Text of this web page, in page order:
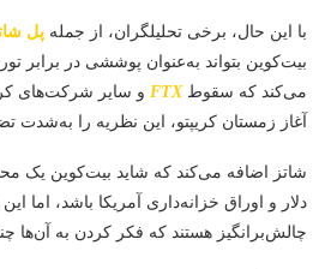
با این حال، برخی تحلیلگران، از جمله پل
بیت‌کوین بتواند به‌عنوان پوششی در برابر
می‌کند که سقوطFTX و سایر شرکت‌های
آغاز زمستان کریپتو، این نظریه را به‌شدت
شاتز اضافه می‌کند که شاید بیت‌کوین یک
دلار و اوراق خزانه‌داری آمریکا باشد، اما
چالش‌برانگیز هستند که فکر کردن به آن‌ها